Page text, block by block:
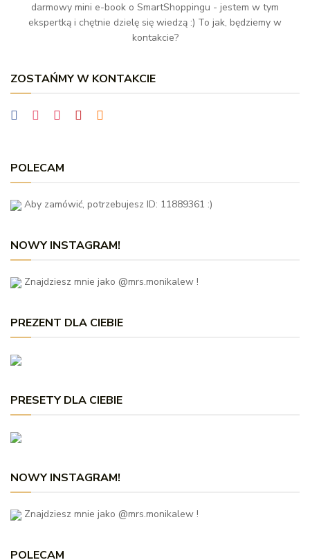
darmowy mini e-book o SmartShoppingu - jestem w tym
ekspertką i chętnie dzielę się wiedzą :) To jak, będziemy w
kontakcie?
ZOSTAŃMY W KONTAKCIE
POLECAM
Aby zamówić, potrzebujesz ID: 11889361 :)
NOWY INSTAGRAM!
Znajdziesz mnie jako @mrs.monikalew !
PREZENT DLA CIEBIE
PRESETY DLA CIEBIE
NOWY INSTAGRAM!
Znajdziesz mnie jako @mrs.monikalew !
POLECAM